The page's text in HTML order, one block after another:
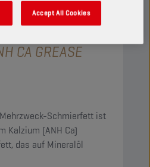
CA GREASE
Schmierfett ist
Kalzium (ANH Ca)
das auf Mineralöl
Accept All Cookies